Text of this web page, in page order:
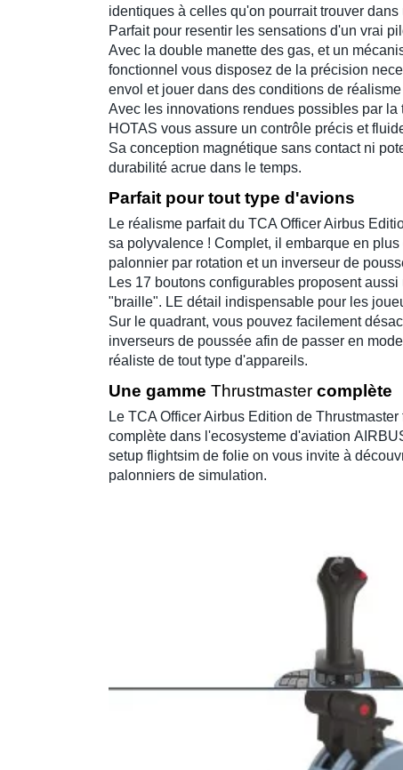
identiques à celles qu'on pourrait trouver
Parfait pour resentir les sensations d'un vrai
Avec la double manette des gas, et un
fonctionnel vous disposez de la précision
envol et jouer dans des conditions de
Avec les innovations rendues possibles par la
HOTAS vous assure un contrôle précis et
Sa conception magnétique sans contact ni
durabilité acrue dans le temps.
Parfait pour tout type d'avions
Le réalisme parfait du TCA Officer Airbus
sa polyvalence ! Complet, il embarque en
palonnier par rotation et un inverseur de
Les 17 boutons configurables proposent
"braille". LE détail indispensable pour les
Sur le quadrant, vous pouvez facilement
inverseurs de poussée afin de passer en
réaliste de tout type d'appareils.
Une gamme Thrustmaster complète
Le TCA Officer Airbus Edition de Thrustmaster
complète dans l'ecosysteme d'aviation
setup flightsim de folie on vous invite à
palonniers de simulation.